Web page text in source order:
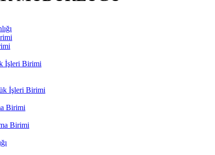
İşleri Birimi
İşleri Birimi
Birimi
Birimi